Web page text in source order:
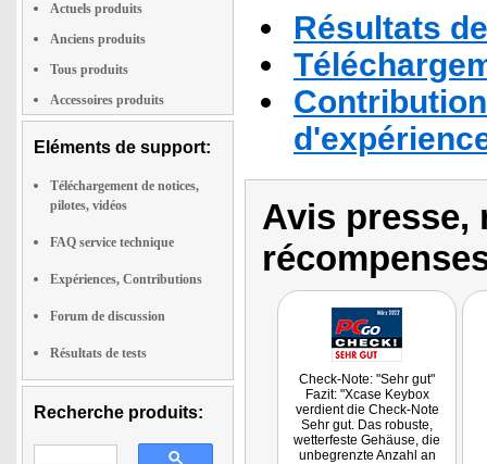
Actuels produits
Anciens produits
Tous produits
Accessoires produits
Eléments de support:
Téléchargement de notices,
pilotes, vidéos
FAQ service technique
Expériences, Contributions
Forum de discussion
Résultats de tests
Recherche produits:
Résultats
Avis presse,
Check-Note: "Sehr gut"
Fazit: "Xcase Keybox
verdient die Check-Note
Sehr gut. Das robuste,
wetterfeste Gehäuse, die
unbegrenzte Anzahl an